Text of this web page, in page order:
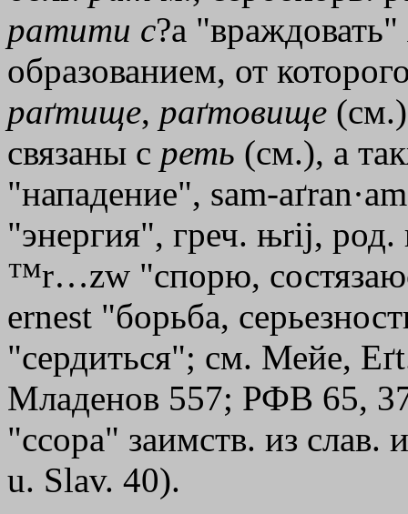
ратити с?а
образованием, от
раґтище, раґтовище
связаны с реть (см.), а
"нападение", sam-
"энергия", греч. њrij, род.
™r…zw "спорю,
ernest "борьба,
"сердиться"; см. Мейе,
Младенов 557; РФВ 65,
"ссора" заимств. из
u. Slav. 40).